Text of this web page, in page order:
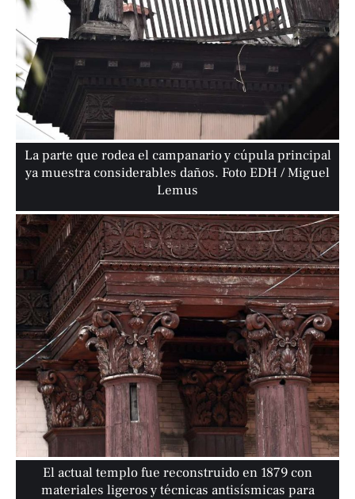
La parte que rodea el campanario y cúpula principal
ya muestra considerables daños. Foto EDH / Miguel
Lemus
El actual templo fue reconstruido en 1879 con
materiales ligeros y técnicas antisísmicas para